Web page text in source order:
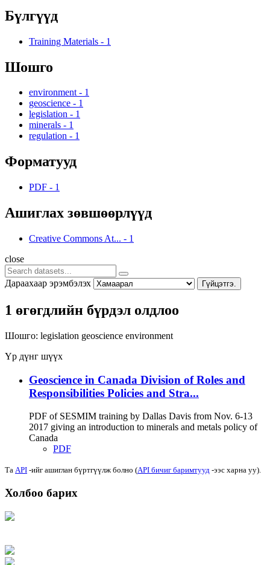
Бүлгүүд
Training Materials - 1
Шошго
environment - 1
geoscience - 1
legislation - 1
minerals - 1
regulation - 1
Форматууд
PDF - 1
Ашиглах зөвшөөрлүүд
Creative Commons At... - 1
close
Дараахаар эрэмбэлэх Гүйцэтгэ.
1 өгөгдлийн бүрдэл олдлоо
Шошго: legislation geoscience environment
Үр дүнг шүүх
Geoscience in Canada Division of Roles and
Responsibilities Policies and Stra...
PDF of SESMIM training by Dallas Davis from Nov. 6-13
2017 giving an introduction to minerals and metals policy of
Canada
PDF
Та API -ийг ашиглан бүртгүүлж болно (API бичиг баримтууд -ээс харна уу).
Холбоо барих